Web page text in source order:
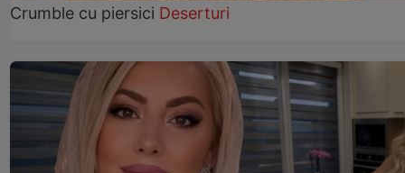
Crumble cu piersici Deserturi